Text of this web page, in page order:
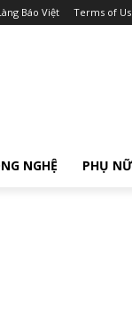
Báo Việt Terms of
NGHỆ PHỤ NỮ